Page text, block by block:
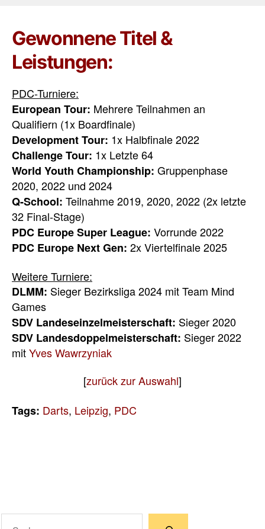
Gewonnene Titel &
Leistungen:
PDC-Turniere:
European Tour: Mehrere Teilnahmen an
Qualifiern (1x Boardfinale)
Development Tour: 1x Halbfinale 2022
Challenge Tour: 1x Letzte 64
World Youth Championship: Gruppenphase
2020, 2022 und 2024
Q-School: Teilnahme 2019, 2020, 2022 (2x letzte
32 Final-Stage)
PDC Europe Super League: Vorrunde 2022
PDC Europe Next Gen: 2x Viertelfinale 2025
Weitere Turniere:
DLMM: Sieger Bezirksliga 2024 mit Team Mind
Games
SDV Landeseinzelmeisterschaft: Sieger 2020
SDV Landesdoppelmeisterschaft: Sieger 2022
mitYves Wawrzyniak
[zurück zur Auswahl]
Tags: Darts, Leipzig, PDC